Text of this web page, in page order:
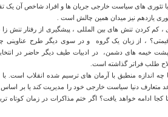
تئوری های سیاست خارجی جریان ها و افراد شاخص آن یک
یازدهم نیز میدان همین چالش است .
کردن تنش های بین المللی ، پیشگیری از رفتار تنش زا
، از زبان یک گروه
و در سوی دیگر طرح عناوینی
پشت خیمه های دشمن،
در ادبیات طیف دیگر حاضر در
طلب فراتر گذاشته است.
اندازه منطبق با آرمان های ترسیم شده انقلاب است. با
متعارف دنیا سیاست خارجی خود را مدیریت کند یا بر
ادامه خواهد یافت؟ اگر ختم مذاکرات در زمان کوتاه